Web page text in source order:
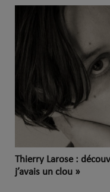
Thierry Larose :
j’avais un clou »